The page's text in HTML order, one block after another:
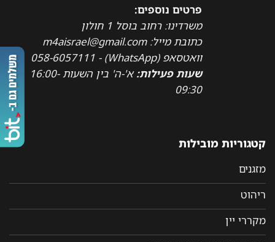
פרטים נוספים:
משרדינו: רחוב בוסל 1 חולון
כתובת מייל: m4aisrael@gmail.com
וואטסאפ (WhatsApp) - 058-6057111
שעות פעילות:
א'-ה' בין השעות 16:00-
09:30
קטגוריות מובילות
מזגנים
ריהוט
מקררי יין